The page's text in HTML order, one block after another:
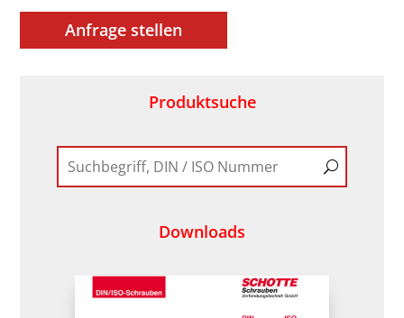
Anfrage stellen
Produktsuche
Downloads